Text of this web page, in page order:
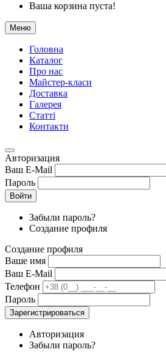
Ваша корзина пуста!
Меню
Головна
Каталог
Про нас
Майстер-класи
Доставка
Галерея
Статтi
Контакти
Авторизация
Ваш E-Mail
Пароль
Войти
Забыли пароль?
Создание профиля
Создание профиля
Ваше имя
Ваш E-Mail
Телефон
Пароль
Зарегистрироваться
Авторизация
Забыли пароль?